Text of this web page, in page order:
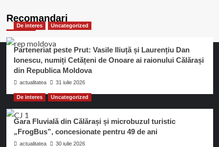
Recomandari
De interes Uncategorized
Parteneriat peste Prut: Vasile Iliuță și Laurențiu Dan
Ionescu, numiți Cetățeni de Onoare ai raionului Călărași
din Republica Moldova
actualitatea 31 iulie 2026
De interes Uncategorized
Gara Fluvială din Călărași și microbuzul turistic
„FrogBus”, concesionate pentru 49 de ani
actualitatea 30 iulie 2026